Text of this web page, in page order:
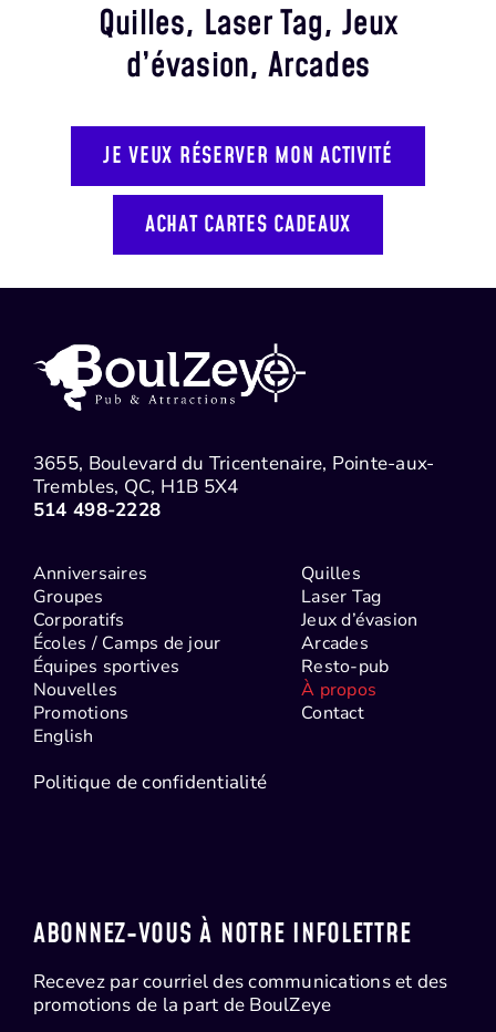
Quilles, Laser Tag, Jeux
d’évasion, Arcades
JE VEUX RÉSERVER MON ACTIVITÉ
ACHAT CARTES CADEAUX
3655, Boulevard du Tricentenaire, Pointe-aux-
Trembles, QC, H1B 5X4
514 498-2228
Anniversaires
Groupes
Corporatifs
Écoles / Camps de jour
Équipes sportives
Nouvelles
Promotions
English
Quilles
Laser Tag
Jeux d’évasion
Arcades
Resto-pub
À propos
Contact
Politique de confidentialité
ABONNEZ-VOUS À NOTRE INFOLETTRE
Recevez par courriel des communications et des
promotions de la part de BoulZeye